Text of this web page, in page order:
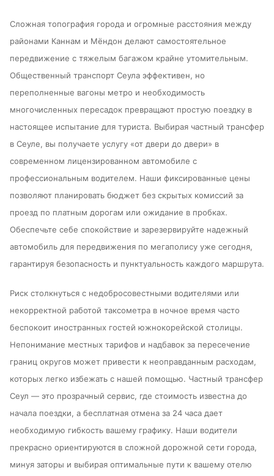
Сложная топография города и огромные расстояния между
районами Каннам и Мёндон делают самостоятельное
передвижение с тяжелым багажом крайне утомительным.
Общественный транспорт Сеула эффективен, но
переполненные вагоны метро и необходимость
многочисленных пересадок превращают простую поездку в
настоящее испытание для туриста. Выбирая частный трансфер
в Сеуле, вы получаете услугу «от двери до двери» в
современном лицензированном автомобиле с
профессиональным водителем. Наши фиксированные цены
позволяют планировать бюджет без скрытых комиссий за
проезд по платным дорогам или ожидание в пробках.
Обеспечьте себе спокойствие и зарезервируйте надежный
автомобиль для передвижения по мегаполису уже сегодня,
гарантируя безопасность и пунктуальность каждого маршрута.
Риск столкнуться с недобросовестными водителями или
некорректной работой таксометра в ночное время часто
беспокоит иностранных гостей южнокорейской столицы.
Непонимание местных тарифов и надбавок за пересечение
границ округов может привести к неоправданным расходам,
которых легко избежать с нашей помощью. Частный трансфер
Сеул — это прозрачный сервис, где стоимость известна до
начала поездки, а бесплатная отмена за 24 часа дает
необходимую гибкость вашему графику. Наши водители
прекрасно ориентируются в сложной дорожной сети города,
минуя заторы и выбирая оптимальные пути к вашему отелю